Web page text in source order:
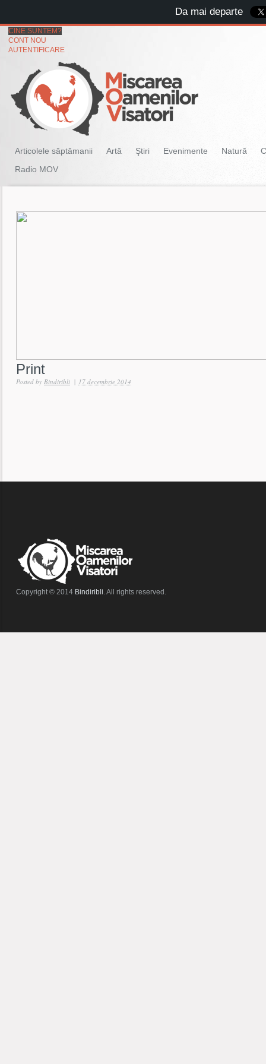
CINE SUNTEM?
CONT NOU
AUTENTIFICARE
Articolele săptămanii Artă Ştiri Evenimente Natură
Radio MOV
Print
Posted by Bindiribli | 17 decembrie 2014
Copyright © 2014 Bindiribli. All rights reserved.
Da mai departe